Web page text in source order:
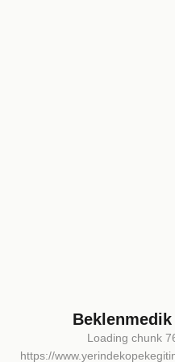
Loading chunk
https://